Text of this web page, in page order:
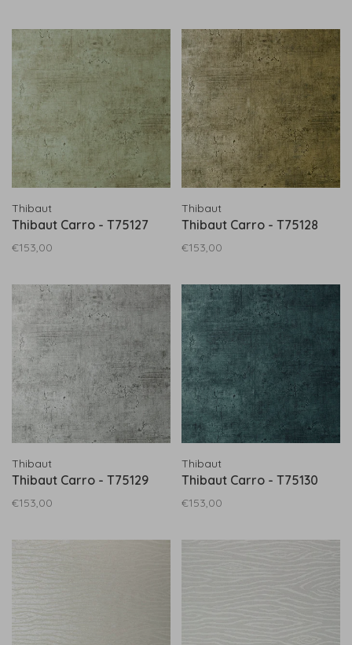
Thibaut
Thibaut Carro - T75127
€153,00
Thibaut
Thibaut Carro - T75128
€153,00
Thibaut
Thibaut Carro - T75129
€153,00
Thibaut
Thibaut Carro - T75130
€153,00